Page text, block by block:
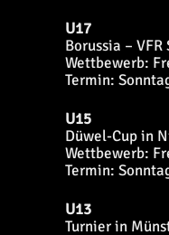
U17
Borussia – VFR
Wettbewerb:
Termin:
U15
Düwel-Cup in
Wettbewerb:
Termin:
U13
Turnier in